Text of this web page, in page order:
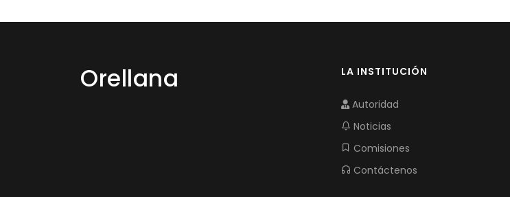
Orellana LA INSTITUCIÓN
Autoridad
Noticias
Comisiones
Contáctenos